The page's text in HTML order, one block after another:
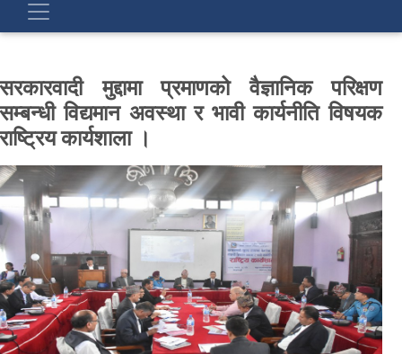
सरकारवादी मुद्दामा प्रमाणको वैज्ञानिक परिक्षण
सम्बन्धी विद्यमान अवस्था र भावी कार्यनीति विषयक
राष्ट्रिय कार्यशाला ।